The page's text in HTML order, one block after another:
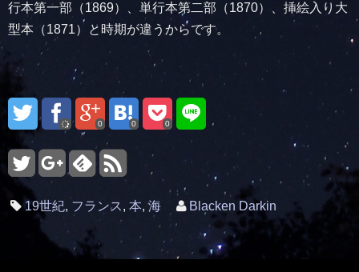
行本第一部（1869）、単行本第二部（1870）、挿絵入り大
型本（1871）と時期が違うからです。
0 0 0
19世紀, フランス, 本,海 Blacken Darkin